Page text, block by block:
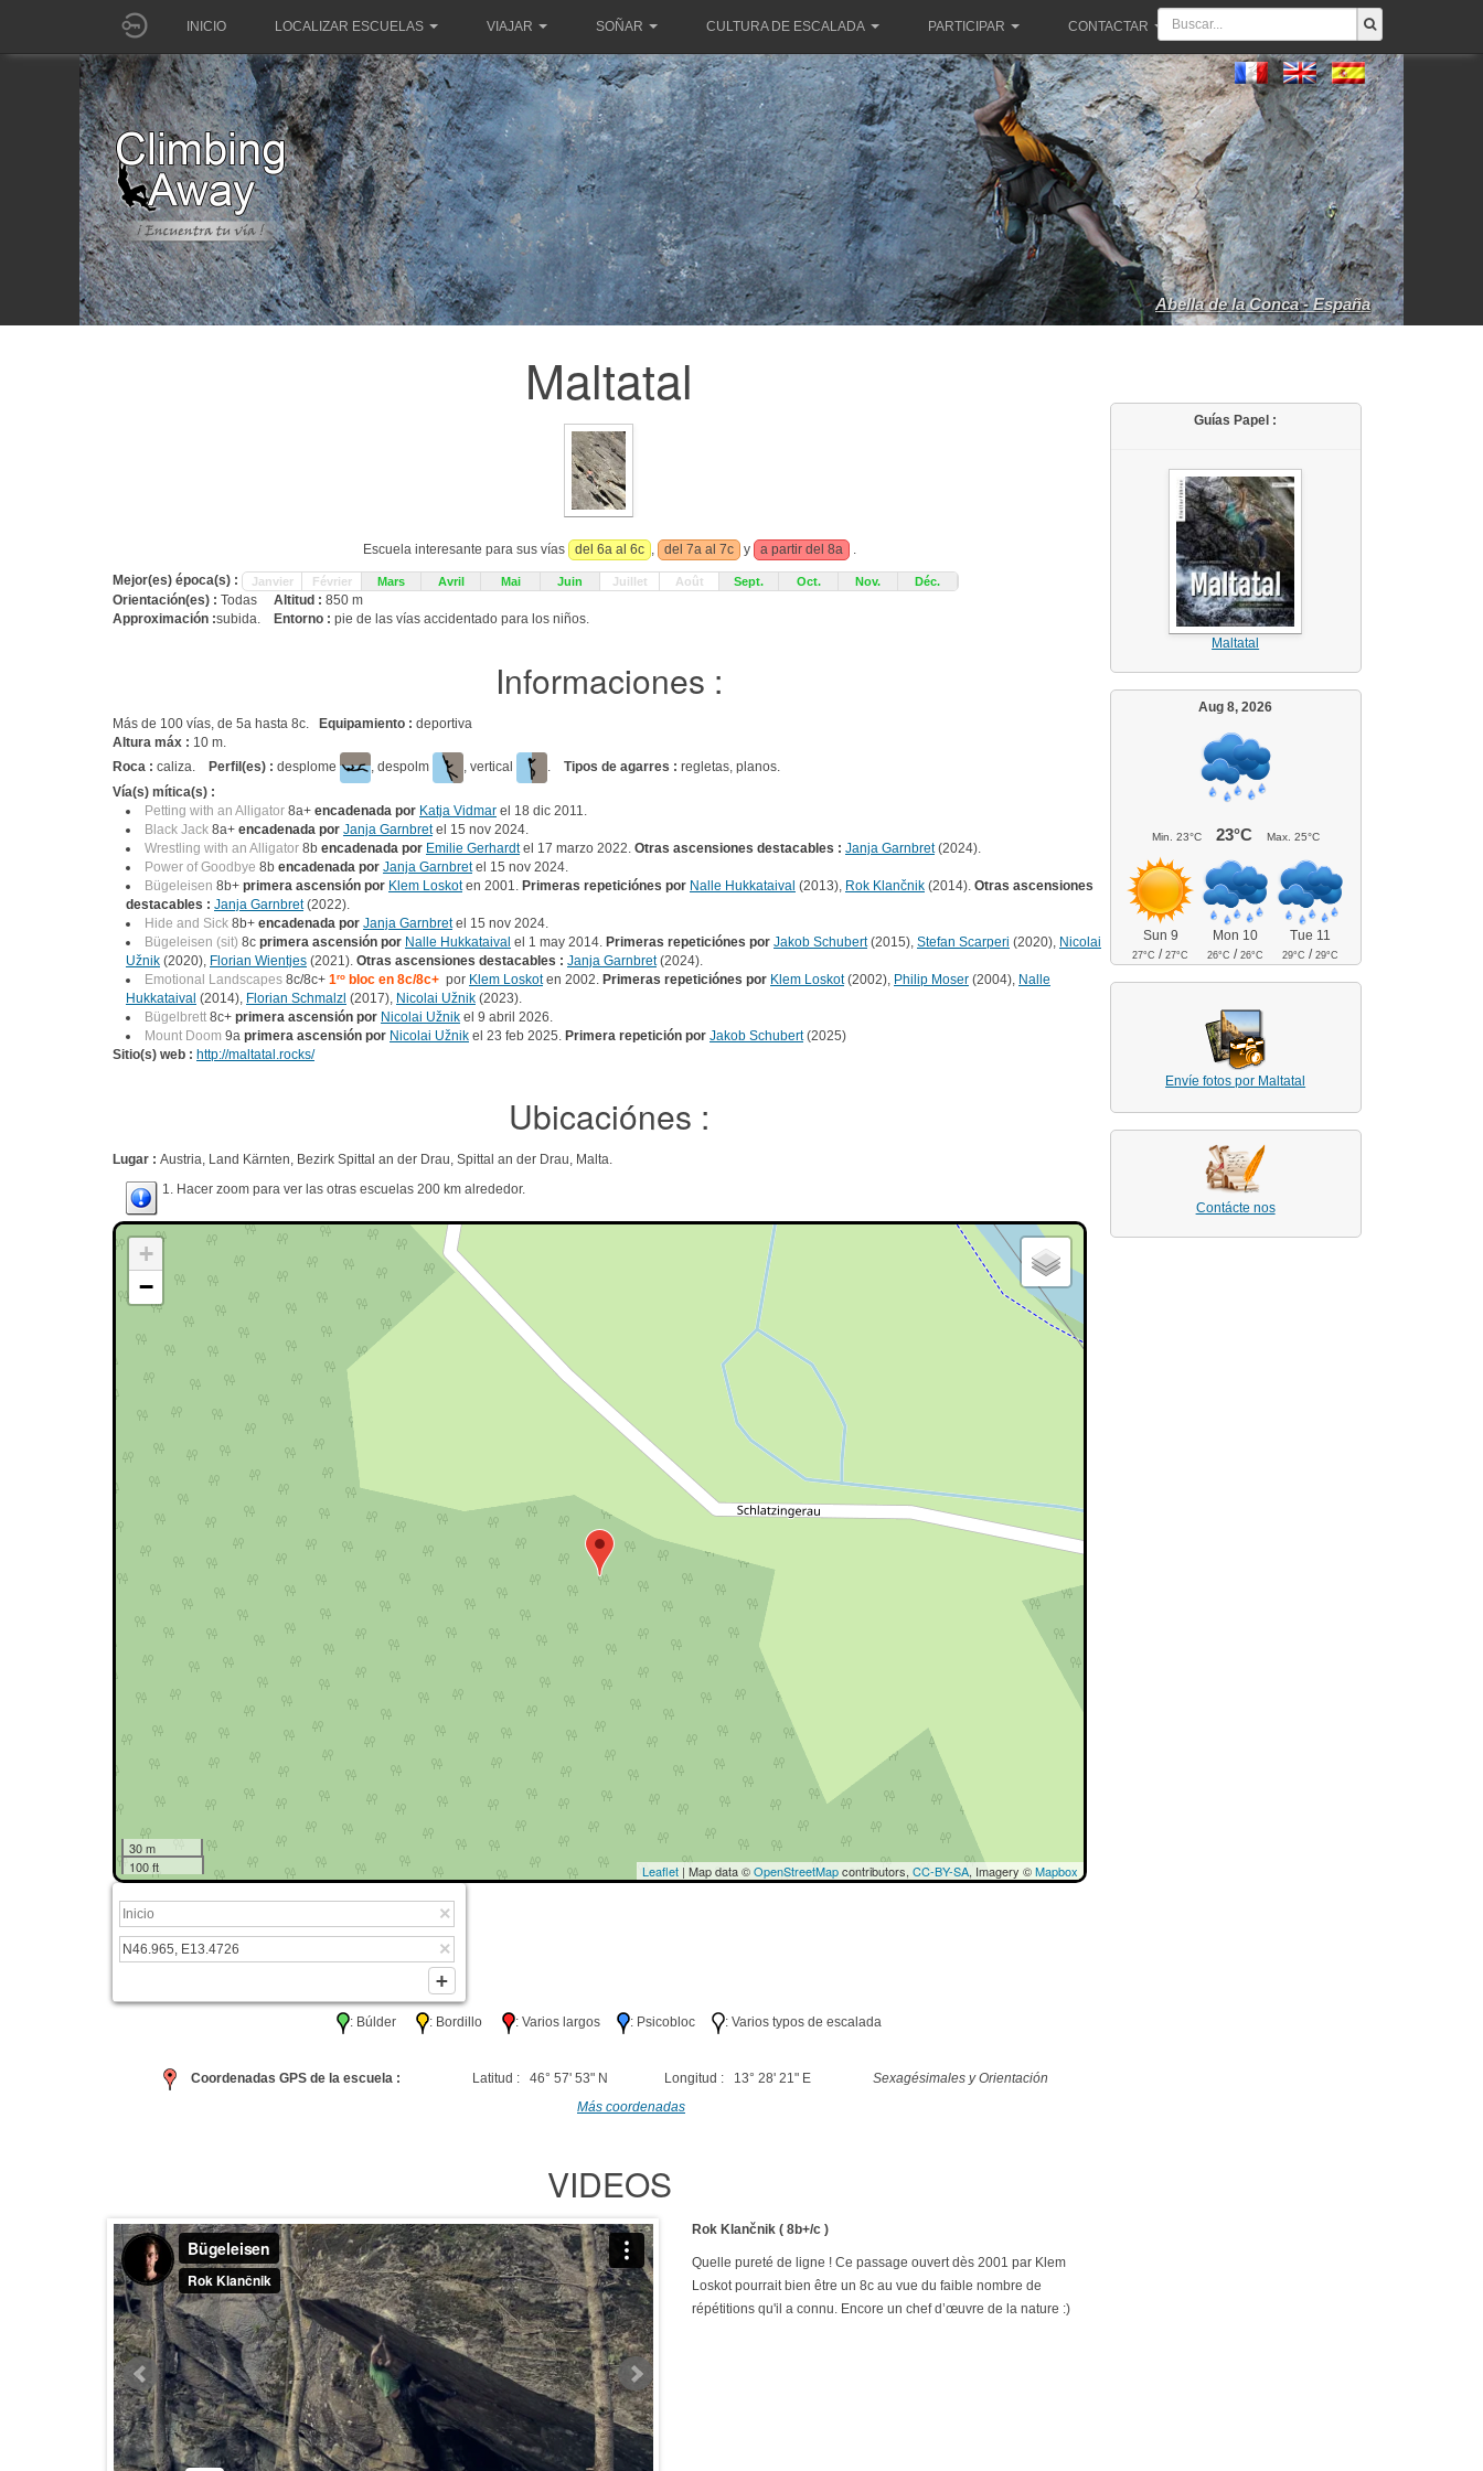
INICIO LOCALIZAR ESCUELAS VIAJAR SOÑAR CULTURA DE ESCALADA PARTICIPAR CONTACTAR
Abella de la Conca - España
Maltatal
Escuela interesante para sus vías del 6a al 6c , del 7a al 7c y a partir del 8a .
Mejor(es) época(s) : Janvier Février Mars Avril Mai Juin Juillet Août Sept. Oct. Nov. Déc.
Orientación(es) : Todas Altitud : 850 m
Approximación :subida. Entorno : pie de las vías accidentado para los niños.
Informaciones :
Más de 100 vías, de 5a hasta 8c. Equipamiento : deportiva
Altura máx : 10 m.
Roca : caliza. Perfil(es) : desplome , despolm , vertical . Tipos de agarres : regletas, planos.
Vía(s) mítica(s) :
Petting with an Alligator 8a+ encadenada por Katja Vidmar el 18 dic 2011.
Black Jack 8a+ encadenada por Janja Garnbretel 15 nov 2024.
Wrestling with an Alligator 8b encadenada por Emilie Gerhardtel 17 marzo 2022. Otras ascensiones destacables : Janja Garnbret(2024).
Power of Goodbye 8b encadenada por Janja Garnbretel 15 nov 2024.
Bügeleisen 8b+ primera ascensión por Klem Loskoten 2001. Primeras repeticiónes por Nalle Hukkataival (2013), Rok Klančnik (2014). Otras ascensiones
destacables : Janja Garnbret(2022).
Hide and Sick 8b+ encadenada por Janja Garnbretel 15 nov 2024.
Bügeleisen (sit) 8c primera ascensión por Nalle Hukkataival el 1 may 2014. Primeras repeticiónes por Jakob Schubert(2015), Stefan Scarperi (2020), Nicolai
Užnik (2020), Florian Wientjes (2021). Otras ascensiones destacables : Janja Garnbret(2024).
Emotional Landscapes 8c/8c+ 1ro bloc en 8c/8c+ por Klem Loskoten 2002. Primeras repeticiónes por Klem Loskot(2002), Philip Moser (2004), Nalle
Hukkataival (2014), Florian Schmalzl (2017), Nicolai Užnik (2023).
Bügelbrett 8c+ primera ascensión por Nicolai Užnik el 9 abril 2026.
Mount Doom 9a primera ascensión por Nicolai Užnik el 23 feb 2025. Primera repetición por Jakob Schubert(2025)
Sitio(s) web : http://maltatal.rocks/
Ubicaciónes :
Lugar : Austria, Land Kärnten, Bezirk Spittal an der Drau, Spittal an der Drau, Malta.
1. Hacer zoom para ver las otras escuelas 200 km alrededor.
+
−
30 m
100 ft
Leaflet| Map data ©OpenStreetMapcontributors, CC-BY-SA, Imagery ©Mapbox
: Búlder : Bordillo : Varios largos : Psicobloc : Varios typos de escalada
Coordenadas GPS de la escuela : Latitud : 46° 57' 53" N Longitud : 13° 28' 21" E
Sexagésimales y Orientación
Más coordenadas
VIDEOS
Rok Klančnik ( 8b+/c )
Quelle pureté de ligne ! Ce passage ouvert dès 2001 par Klem
Loskot pourrait bien être un 8c au vue du faible nombre de
répétitions qu'il a connu. Encore un chef d’œuvre de la nature :)
Guías Papel :
Maltatal
Aug 8, 2026
Min. 23°C 23°C Max. 25°C
Sun 9
27°C /27°C
Mon 10
26°C /26°C
Tue 11
29°C /29°C
Envíe fotos por Maltatal
Contácte nos